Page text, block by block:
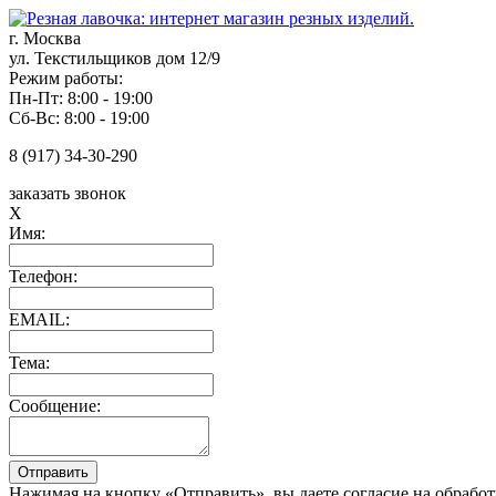
г. Москва
ул. Текстильщиков дом 12/9
Режим работы:
Пн-Пт: 8:00 - 19:00
Сб-Вс: 8:00 - 19:00
8 (917) 34-30-290
заказать звонок
X
Имя:
Телефон:
EMAIL:
Тема:
Сообщение: